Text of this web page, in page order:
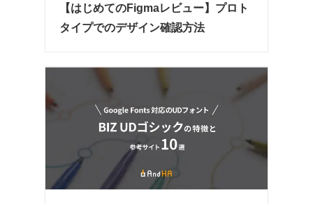
【はじめてのFigmaレビュー】プロト
タイプでのデザイン確認方法